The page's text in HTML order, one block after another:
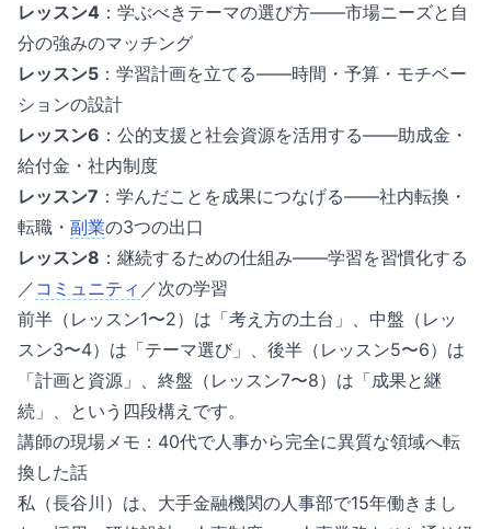
レッスン4 ：学ぶべきテーマの選び方——市場ニーズと自
分の強みのマッチング
レッスン5 ：学習計画を立てる——時間・予算・モチベー
ションの設計
レッスン6 ：公的支援と社会資源を活用する——助成金・
給付金・社内制度
レッスン7 ：学んだことを成果につなげる——社内転換・
転職・ 副業の3つの出口
レッスン8 ：継続するための仕組み——学習を習慣化する
／ コミュニティ ／次の学習
前半（レッスン1〜2）は「考え方の土台」、中盤（レッ
スン3〜4）は「テーマ選び」、後半（レッスン5〜6）は
「計画と資源」、終盤（レッスン7〜8）は「成果と継
続」、という四段構えです。
講師の現場メモ：40代で人事から完全に異質な領域へ転
換した話
私（長谷川）は、大手金融機関の人事部で15年働きまし